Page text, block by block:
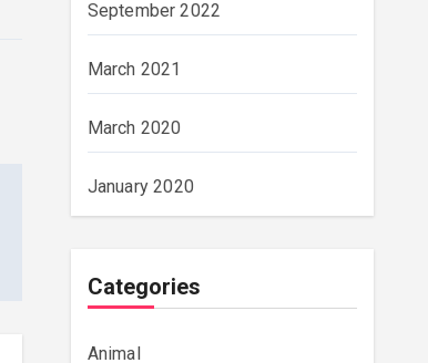
September 2022
March 2021
March 2020
January 2020
Categories
Animal